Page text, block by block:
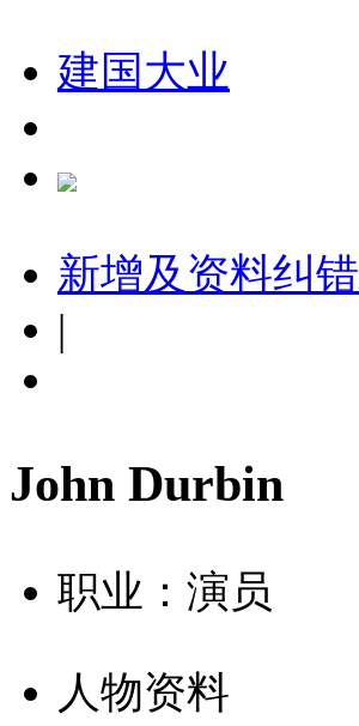
建国大业
新增及资料纠错
|
John Durbin
职业：演员
人物资料